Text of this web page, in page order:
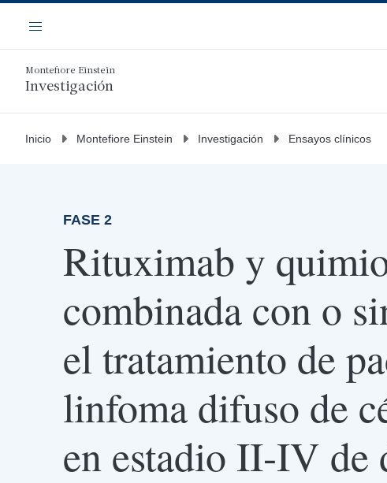
contenido
principal
Navegación
Menú
Montefiore Einstein
Investigación
Inicio Montefiore Einstein Investigación Ensayos clínicos
FASE 2
Rituximab y
combinada con o
el tratamiento de
linfoma difuso de
en estadio II-IV de